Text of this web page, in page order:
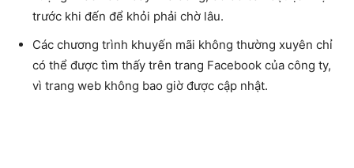
trước khi đến để khỏi phải chờ lâu.
Các chương trình khuyến mãi không thường xuyên chỉ
có thể được tìm thấy trên trang Facebook của công ty,
vì trang web không bao giờ được cập nhật.